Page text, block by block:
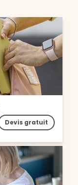
Devis gratuit